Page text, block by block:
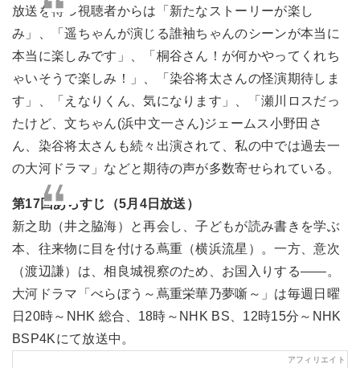
放送を待つ視聴者からは「新たなストーリーが楽し
み」、「遥ちゃんが演じる誰袖ちゃんのシーンが本当に
本当に楽しみです」、「桐谷さん！が何かやってくれち
ゃいそうで楽しみ！」、「染谷将太さんの怪演期待しま
す」、「えなりくん、気になります」、「瀬川ロスだっ
たけど、文ちゃん(浜中文一さん)ジェームス小野田さ
ん、染谷将太さんも続々出演されて、私の中では過去一
の大河ドラマ」などと期待の声が多数寄せられている。
第17回あらすじ（5月4日放送）
新之助（井之脇海）と再会し、子どもが読み書きを学ぶ
本、往来物に目を付ける蔦重（横浜流星）。一方、意次
（渡辺謙）は、相良城視察のため、お国入りする――。
大河ドラマ「べらぼう～蔦重栄華乃夢噺～」は毎週日曜
日20時～NHK 総合、18時～NHK BS、12時15分～NHK
BSP4Kにて放送中。